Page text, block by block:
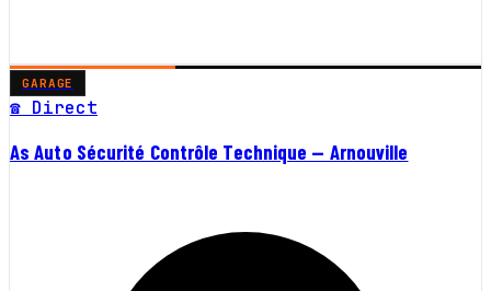
GARAGE
☎ Direct
As Auto Sécurité Contrôle Technique — Arnouville